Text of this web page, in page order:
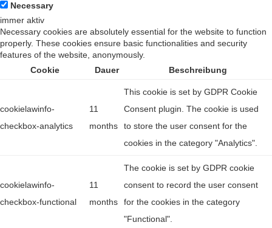
Necessary
immer aktiv
Necessary cookies are absolutely essential for the website to function
properly. These cookies ensure basic functionalities and security
features of the website, anonymously.
Cookie
Dauer Beschreibung
cookielawinfo-
checkbox-analytics
11
months
This cookie is set by GDPR Cookie
Consent plugin. The cookie is used
to store the user consent for the
cookies in the category "Analytics".
cookielawinfo-
checkbox-functional
11
months
The cookie is set by GDPR cookie
consent to record the user consent
for the cookies in the category
"Functional".